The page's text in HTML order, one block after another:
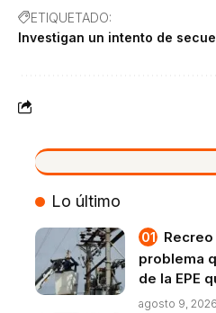
ETIQUETADO:
Investigan un intento de
VIVO
Lo último
problema
de la EPE
agosto 9, 2026